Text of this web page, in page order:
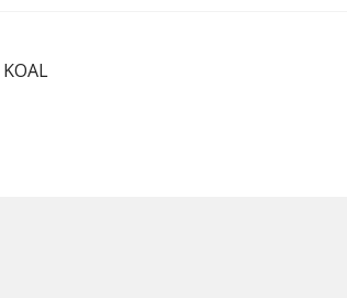
KOAL